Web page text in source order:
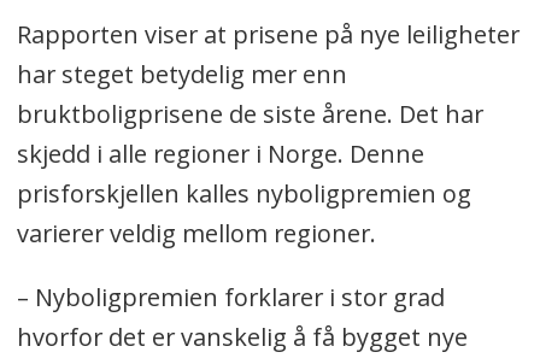
Rapporten viser at prisene på nye leiligheter
har steget betydelig mer enn
bruktboligprisene de siste årene. Det har
skjedd i alle regioner i Norge. Denne
prisforskjellen kalles nyboligpremien og
varierer veldig mellom regioner.
– Nyboligpremien forklarer i stor grad
hvorfor det er vanskelig å få bygget nye